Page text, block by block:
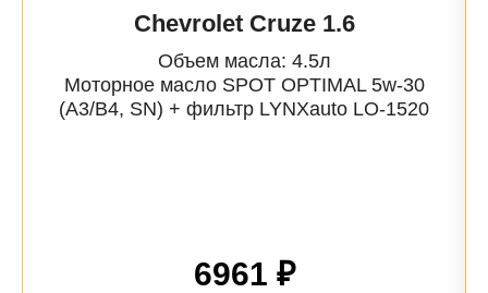
Chevrolet Cruze 1.6
Объем масла: 4.5л
Моторное масло SPOT OPTIMAL 5w-30
(A3/B4, SN) + фильтр LYNXauto LO-1520
6961 ₽